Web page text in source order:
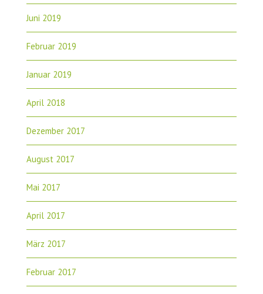
Juni 2019
Februar 2019
Januar 2019
April 2018
Dezember 2017
August 2017
Mai 2017
April 2017
März 2017
Februar 2017